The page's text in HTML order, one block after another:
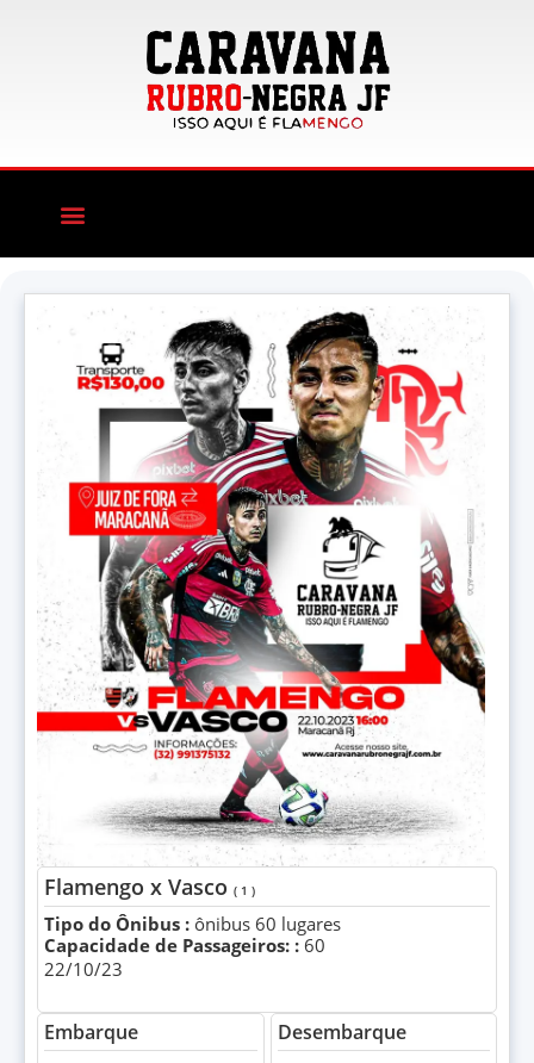
Flamengo x Vasco ( 1 )
Tipo do Ônibus : ônibus 60 lugares
Capacidade de Passageiros: : 60
22/10/23
Embarque Desembarque